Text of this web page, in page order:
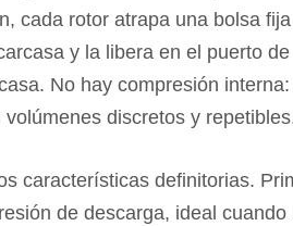
cada rotor atrapa una bolsa
y la libera en el puerto
No hay compresión
discretos y
características definitorias.
de descarga, ideal